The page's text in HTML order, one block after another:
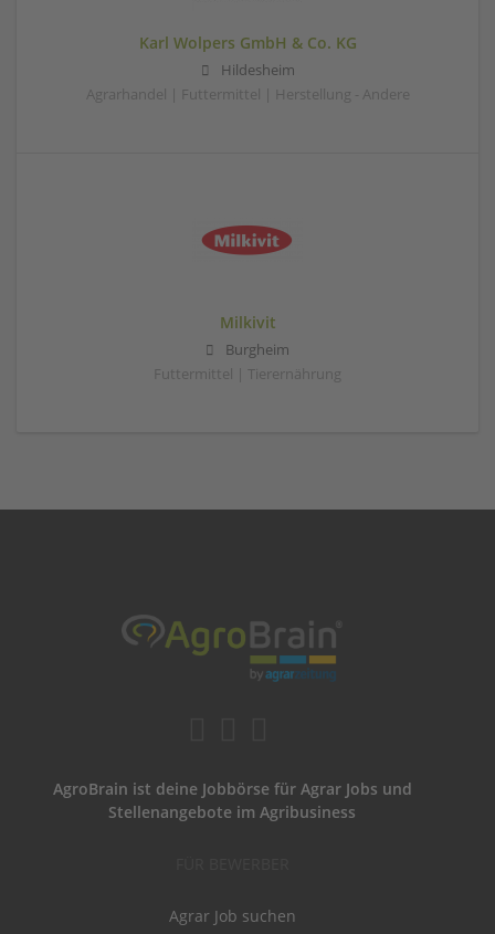
Karl Wolpers GmbH & Co. KG
Hildesheim
Agrarhandel | Futtermittel | Herstellung - Andere
Milkivit
Burgheim
Futtermittel | Tierernährung
AgroBrain ist deine Jobbörse für Agrar Jobs und
Stellenangebote im Agribusiness
Agrar Job suchen